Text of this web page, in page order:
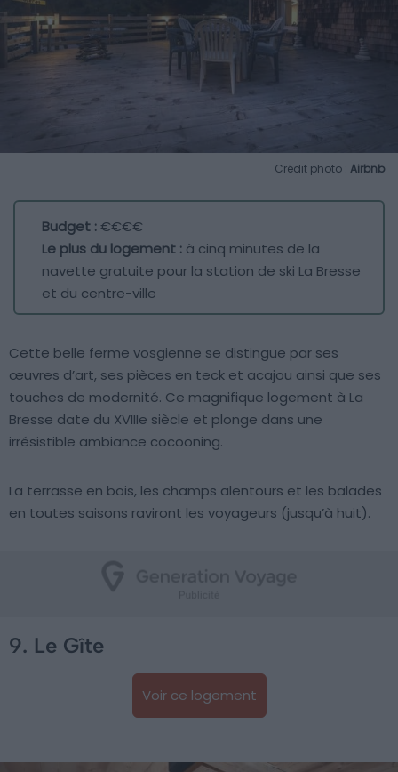
Crédit photo : Airbnb
Budget :€€€€
Le plus du logement : à cinq minutes de la
navette gratuite pour la station de ski La Bresse
et du centre-ville
Cette belle ferme vosgienne se distingue par ses
œuvres d’art, ses pièces en teck et acajou ainsi que ses
touches de modernité. Ce magnifique logement à La
Bresse date du XVIIIe siècle et plonge dans une
irrésistible ambiance cocooning.
La terrasse en bois, les champs alentours et les balades
en toutes saisons raviront les voyageurs (jusqu’à huit).
9. Le Gîte
Voir ce logement